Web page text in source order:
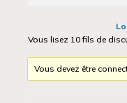
Vous lisez 10 fils de
Vous devez être